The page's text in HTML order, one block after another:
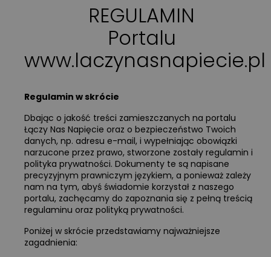
REGULAMIN
Portalu
www.laczynasnapiecie.pl
Regulamin w skrócie
Dbając o jakość treści zamieszczanych na portalu
Łączy Nas Napięcie oraz o bezpieczeństwo Twoich
danych, np. adresu e-mail, i wypełniając obowiązki
narzucone przez prawo, stworzone zostały regulamin i
polityka prywatności. Dokumenty te są napisane
precyzyjnym prawniczym językiem, a ponieważ zależy
nam na tym, abyś świadomie korzystał z naszego
portalu, zachęcamy do zapoznania się z pełną treścią
regulaminu oraz polityką prywatności.
Poniżej w skrócie przedstawiamy najważniejsze
zagadnienia: